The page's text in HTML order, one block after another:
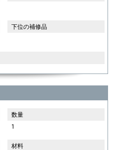
下位の補修品
数量
1
材料